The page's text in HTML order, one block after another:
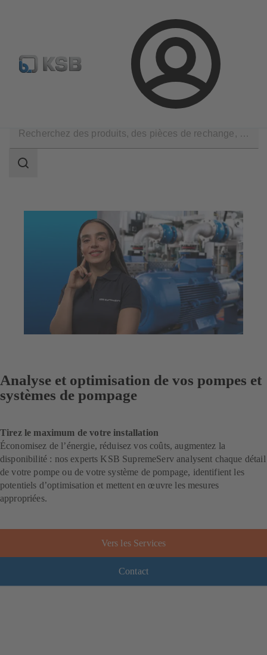
Connexion
Sélectionner pompes & vannes standards Configurer un
Champ
Analyse et optimisation de vos pompes et
systèmes de pompage
Tirez le maximum de votre installation
Économisez de l’énergie, réduisez vos coûts, augmentez la
disponibilité : nos experts KSB SupremeServ analysent chaque détail
de votre pompe ou de votre système de pompage, identifient les
potentiels d’optimisation et mettent en œuvre les mesures
appropriées.
Vers les Services
Contact